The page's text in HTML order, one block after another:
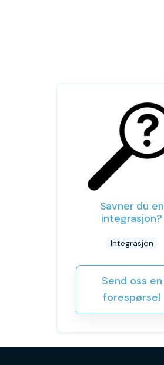
Savner du en
integrasjon?
Integrasjon
Send oss en
forespørsel